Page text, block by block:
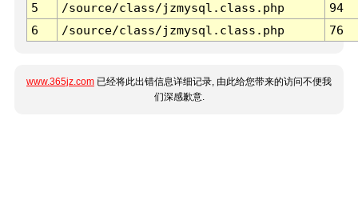
5
/source/class/jzmysql.class.php
94
6
/source/class/jzmysql.class.php 76
www.365jz.com 已经将此出错信息详细记录, 由此给您带来的访问不便我
们深感歉意.